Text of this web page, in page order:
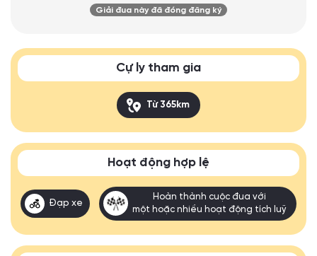
Giải đua này đã đóng đăng ký
Cự ly tham gia
Từ 365km
Hoạt động hợp lệ
Đạp xe
Hoàn thành cuộc đua với
một hoặc nhiều hoạt động tích luỹ